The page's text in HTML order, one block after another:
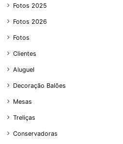
Fotos 2025
Fotos 2026
Fotos
Clientes
Aluguel
Decoração Balões
Mesas
Treliças
Conservadoras